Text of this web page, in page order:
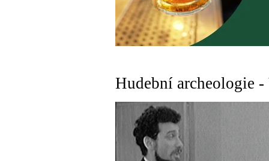
Hudební archeologie